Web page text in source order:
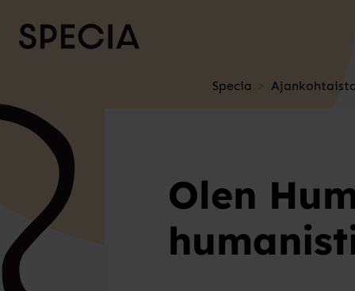
Specia
Olen